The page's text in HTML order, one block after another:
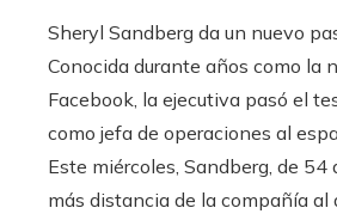
Sheryl Sandberg da un nuevo
Conocida durante años como la
Facebook, la ejecutiva pasó el
como jefa de operaciones al
Este miércoles, Sandberg, de 54
más distancia de la compañía al